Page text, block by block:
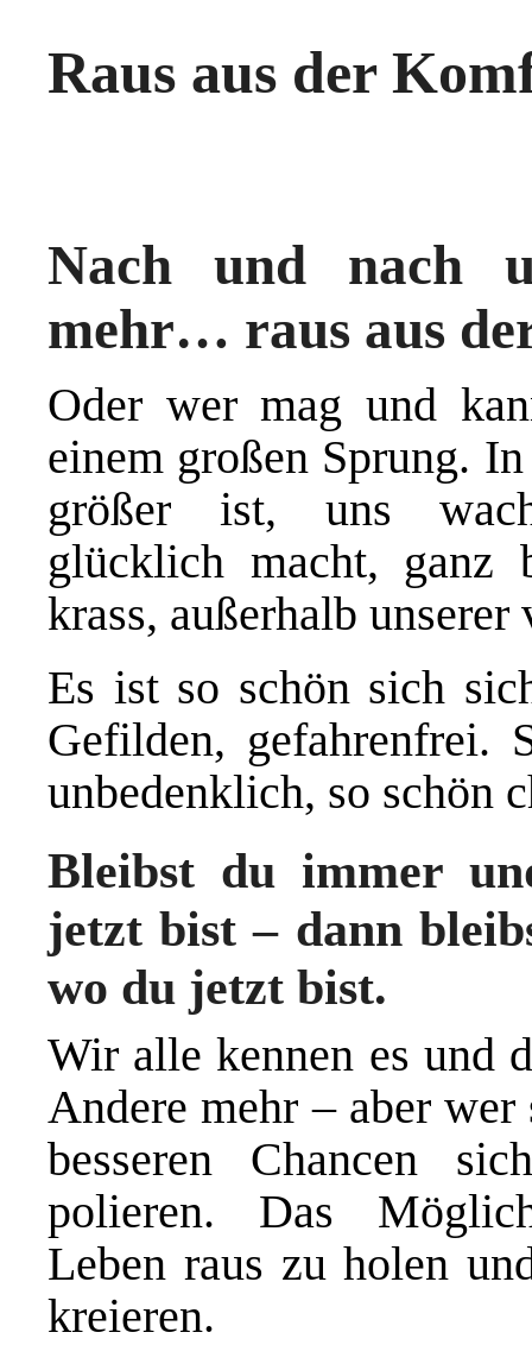
Raus aus der
Nach und nach
mehr… raus aus
Oder wer mag und
einem großen Sprung.
größer ist, uns
glücklich macht, ganz
krass, außerhalb
Es ist so schön sich
Gefilden, gefahrenfrei.
unbedenklich, so schön
Bleibst du immer
jetzt bist – dann
wo du jetzt bist.
Wir alle kennen es und
Andere mehr – aber
besseren Chancen
polieren. Das
Leben raus zu holen
kreieren.